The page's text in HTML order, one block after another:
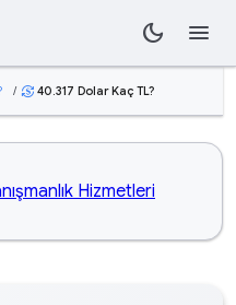
dark_mode menu
/ currency_exchange 40.317 Dolar Kaç TL?